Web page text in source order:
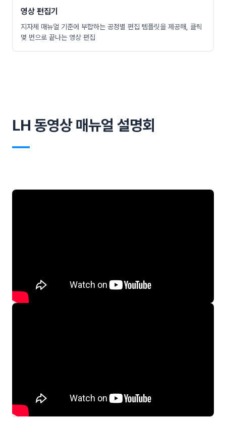
영상 편집기
지자체 매뉴얼 기준에 부합하는 공정별 편집 템플릿을 제공해, 클릭
몇 번으로 끝나는 영상 편집
LH 동영상 매뉴얼 설명회
―